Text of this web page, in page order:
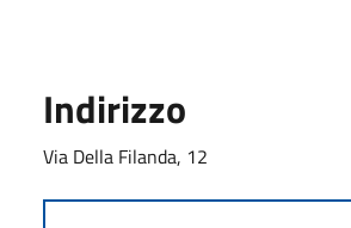
Indirizzo
Via Della Filanda, 12